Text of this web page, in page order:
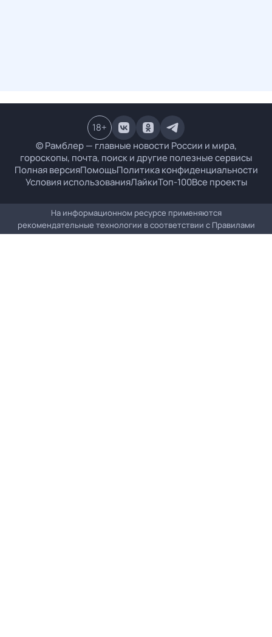
© Рамблер — главные новости России и мира,
гороскопы, почта, поиск и другие полезные сервисы
Полная версияПомощьПолитика конфиденциальности
Условия использованияЛайкиТоп-100Все проекты
18+
На информационном ресурсе применяются
рекомендательные технологии в соответствии с Правилами